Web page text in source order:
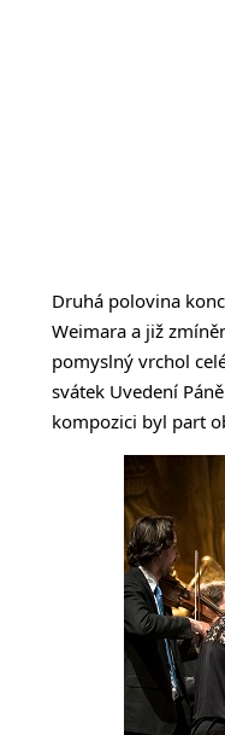
Druhá polovina
Weimara a již
pomyslný vrchol
svátek Uvedení
kompozici byl part